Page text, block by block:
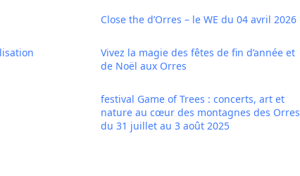
Close the d’Orres – le WE du 04 avril 2026
Vivez la magie des fêtes de fin d’année et
de Noël aux Orres
festival Game of Trees : concerts, art et
nature au cœur des montagnes des Orres
du 31 juillet au 3 août 2025